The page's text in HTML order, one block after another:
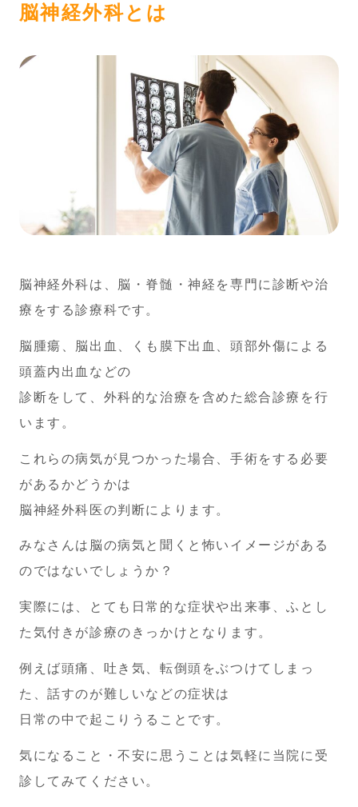
脳神経外科とは
脳神経外科は、脳・脊髄・神経を専門に診断や治
療をする診療科です。
脳腫瘍、脳出血、くも膜下出血、頭部外傷による
頭蓋内出血などの
診断をして、外科的な治療を含めた総合診療を行
います。
これらの病気が見つかった場合、手術をする必要
があるかどうかは
脳神経外科医の判断によります。
みなさんは脳の病気と聞くと怖いイメージがある
のではないでしょうか？
実際には、とても日常的な症状や出来事、ふとし
た気付きが診療のきっかけとなります。
例えば頭痛、吐き気、転倒頭をぶつけてしまっ
た、話すのが難しいなどの症状は
日常の中で起こりうることです。
気になること・不安に思うことは気軽に当院に受
診してみてください。